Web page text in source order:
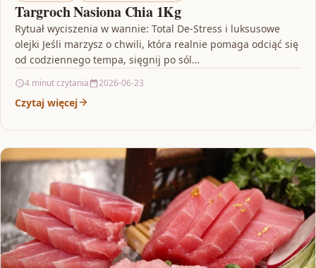
Targroch Nasiona Chia 1Kg
Rytuał wyciszenia w wannie: Total De-Stress i luksusowe
olejki Jeśli marzysz o chwili, która realnie pomaga odciąć się
od codziennego tempa, sięgnij po sól…
4 minut czytania 2026-06-23
Czytaj więcej